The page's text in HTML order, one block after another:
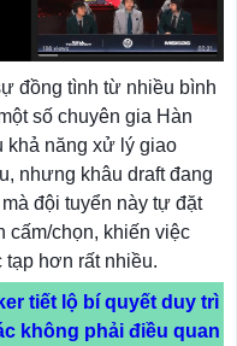
đồng tình từ nhiều bình
số chuyên gia Hàn
khả năng xử lý giao
nhưng khâu draft đang
đội tuyển này tự đặt
cấm/chọn, khiến việc
hơn rất nhiều.
tiết lộ bí quyết duy trì
không phải điều quan